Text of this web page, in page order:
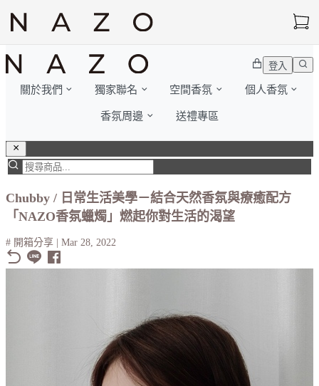
關於我們 獨家聯名 空間香氛 個人香氛
香氛周邊 送禮專區
登入
Chubby / 日常生活美學－結合天然香氛與療癒配方
「NAZO香氛蠟燭」燃起你對生活的渴望
# 開箱分享 Mar 28, 2022